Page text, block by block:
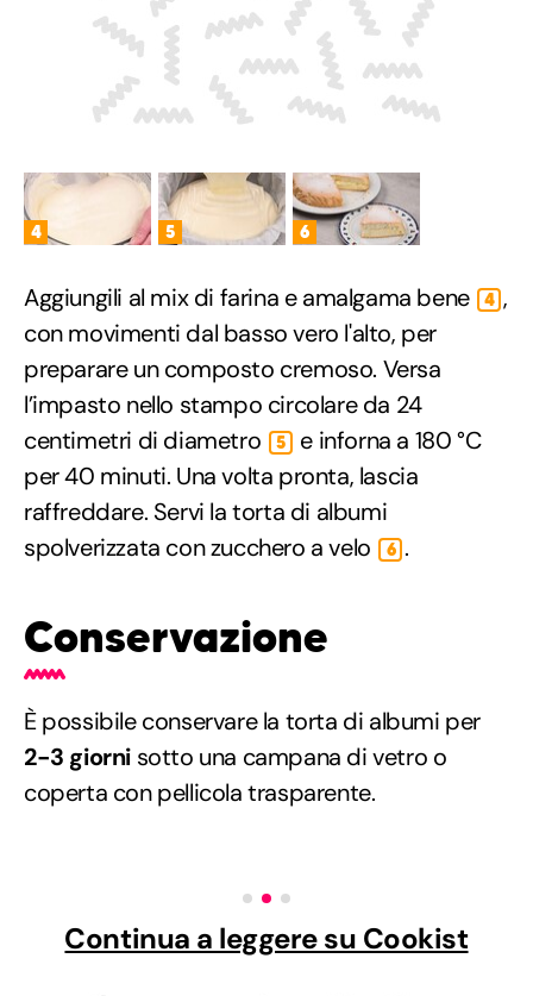
4 5 6
Aggiungili al mix di farina e amalgama bene 4 ,
con movimenti dal basso vero l'alto, per
preparare un composto cremoso. Versa
l’impasto nello stampo circolare da 24
centimetri di diametro
5
e inforna a 180 °C
per 40 minuti. Una volta pronta, lascia
raffreddare. Servi la torta di albumi
spolverizzata con zucchero a velo
6 .
Conservazione
È possibile conservare la torta di albumi per
2-3 giorni sotto una campana di vetro o
coperta con pellicola trasparente.
Continua a leggere su Cookist